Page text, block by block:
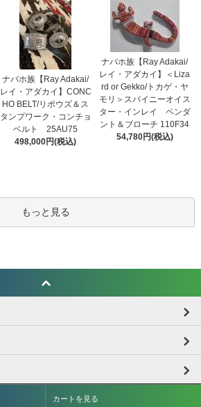
ナバホ族【Ray Adakai/
レイ・アダカイ】CONC
HO BELT/リポウズ＆ス
タンプワーク・コンチョ
ベルト 25AU75
498,000円(税込)
ナバホ族【Ray Adakai/
レイ・アダカイ】＜Liza
rd or Gekko/トカゲ・ヤ
モリ＞スパイニーオイス
ター・インレイ ペンダ
ント＆ブローチ 110F34
54,780円(税込)
もっと見る
カートを見る